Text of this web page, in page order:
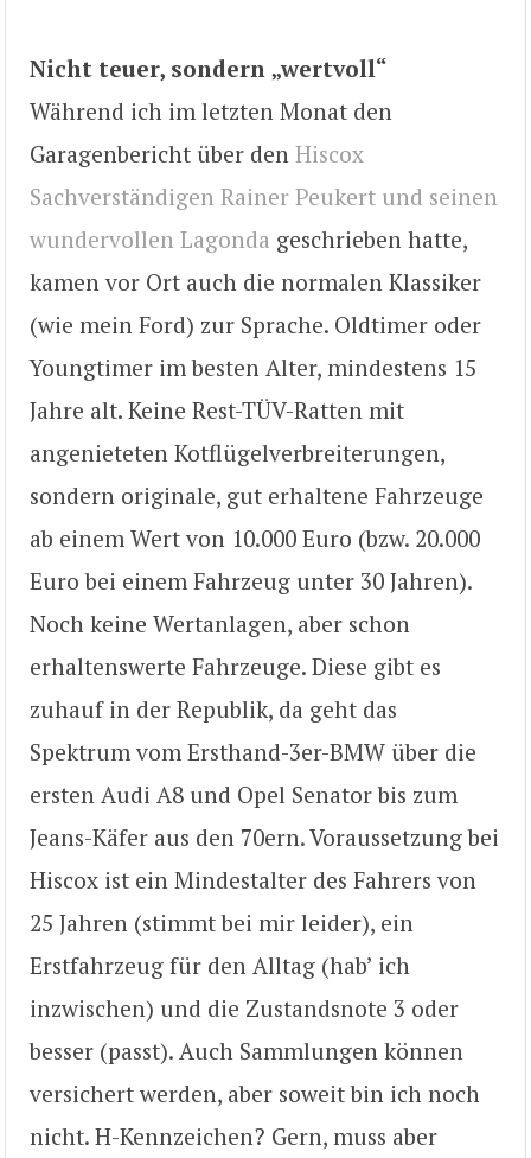
Nicht teuer, sondern „wertvoll“
Während ich im letzten Monat den
Garagenbericht über den Hiscox
Sachverständigen Rainer Peukert und seinen
wundervollen Lagonda geschrieben hatte,
kamen vor Ort auch die normalen Klassiker
(wie mein Ford) zur Sprache. Oldtimer oder
Youngtimer im besten Alter, mindestens 15
Jahre alt. Keine Rest-TÜV-Ratten mit
angenieteten Kotflügelverbreiterungen,
sondern originale, gut erhaltene Fahrzeuge
ab einem Wert von 10.000 Euro (bzw. 20.000
Euro bei einem Fahrzeug unter 30 Jahren).
Noch keine Wertanlagen, aber schon
erhaltenswerte Fahrzeuge. Diese gibt es
zuhauf in der Republik, da geht das
Spektrum vom Ersthand-3er-BMW über die
ersten Audi A8 und Opel Senator bis zum
Jeans-Käfer aus den 70ern. Voraussetzung bei
Hiscox ist ein Mindestalter des Fahrers von
25 Jahren (stimmt bei mir leider), ein
Erstfahrzeug für den Alltag (hab’ ich
inzwischen) und die Zustandsnote 3 oder
besser (passt). Auch Sammlungen können
versichert werden, aber soweit bin ich noch
nicht. H-Kennzeichen? Gern, muss aber